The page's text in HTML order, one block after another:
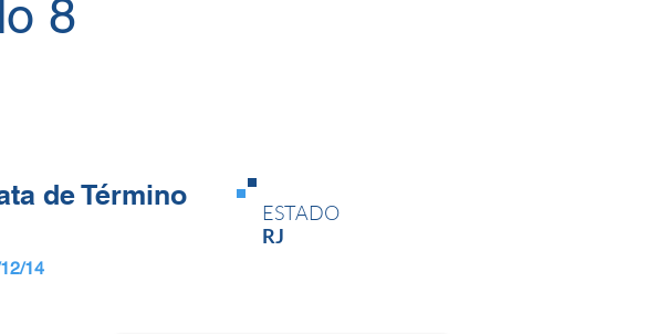
8
de Término
14
ESTADO
RJ